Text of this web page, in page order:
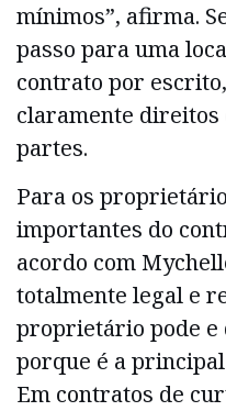
mínimos”, afirma.
passo para uma
contrato por
claramente direitos
partes.
Para os
importantes do
acordo com
totalmente legal e
proprietário pode e
porque é a
Em contratos de